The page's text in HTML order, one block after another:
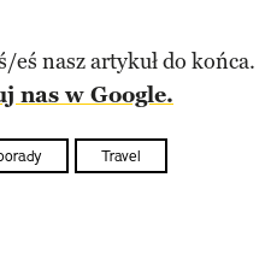
eś nasz artykuł do końca.
nas w Google.
Travel